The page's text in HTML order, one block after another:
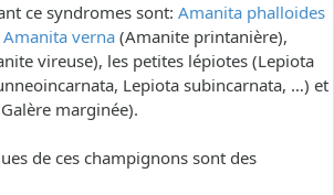
ce syndromes sont: Amanita phalloides
Amanita verna (Amanite printanière),
vireuse), les petites lépiotes (Lepiota
Lepiota subincarnata, …) et
marginée).
de ces champignons sont des